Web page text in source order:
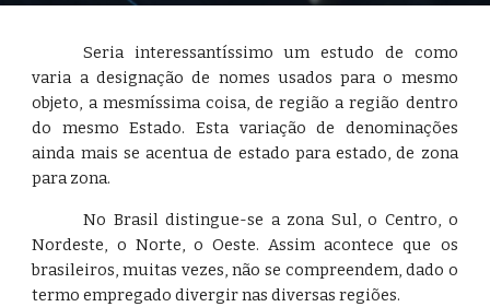
Seria interessantíssimo um estudo de como
varia a designação de nomes usados para o mesmo
objeto, a mesmíssima coisa, de região a região dentro
do mesmo Estado. Esta variação de denominações
ainda mais se acentua de estado para estado, de zona
para zona.
No Brasil distingue-se a zona Sul, o Centro, o
Nordeste, o Norte, o Oeste. Assim acontece que os
brasileiros, muitas vezes, não se compreendem, dado o
termo empregado divergir nas diversas regiões.